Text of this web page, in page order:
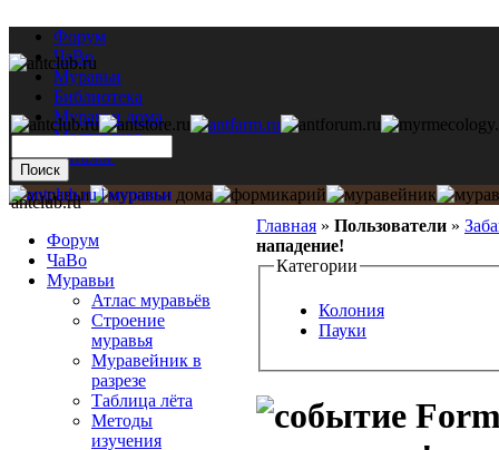
Форум
ЧаВо
Муравьи
Библиотека
Муравьи дома
Мастерская
Каталог
Главная » Пользователи »
нападение!
Категории
Колония
Пауки
antclub.ru
Форум
ЧаВо
Муравьи
Атлас муравьёв
Строение
муравья
Муравейник в
разрезе
Таблица лёта
Методы
изучения